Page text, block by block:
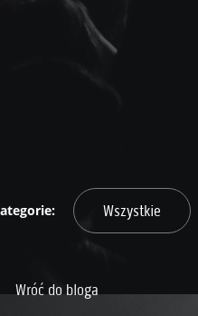
Wszystkie
Wróć do bloga